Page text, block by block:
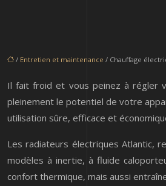
/ Entretien et maintenance / Chauffage
Il fait froid et vous peinez à régler
pleinement le potentiel de votre
utilisation sûre, efficace et
Les radiateurs électriques Atlantic,
modèles à inertie, à fluide
confort thermique, mais aussi